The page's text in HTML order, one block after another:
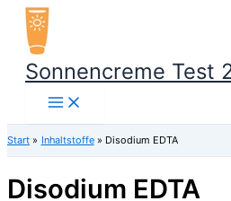
Zum
Inhalt
springen
Sonnencreme Test
Start Inhaltstoffe Disodium EDTA
Disodium EDTA